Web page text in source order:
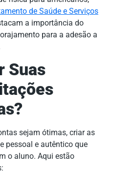
de Saúde e Serviços
a importância do
para a adesão a
Suas
sejam ótimas, criar as
pessoal e autêntico que
o aluno. Aqui estão